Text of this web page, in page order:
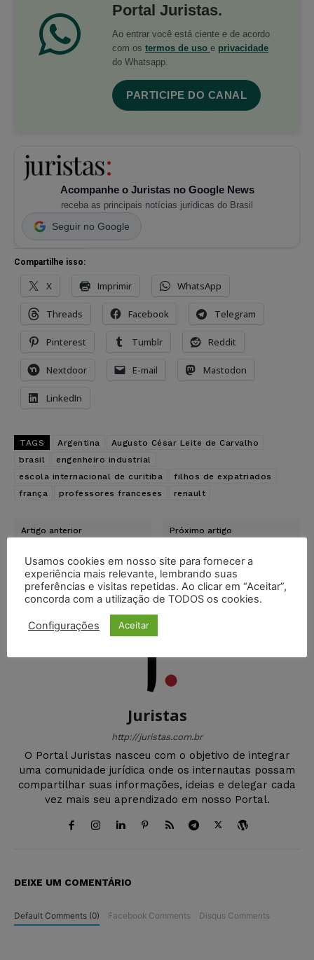
Portal Juristas.
Ao entrar você está ciente e de acordo
com os termos de uso e privacidade
do Whatsapp.
PARTICIPE DO CANAL
Acompanhe o Juristas no Google News
receba as principais notícias jurídicas do Brasil
Seguir no Google
Compartilhe isso:
X Imprimir WhatsApp
Threads Facebook Telegram
Pinterest Tumblr Reddit
Nextdoor E-mail Mastodon
LinkedIn
TAGS Argentina
Augusto César Leite de Carvalho
brasil
engenheiro industrial
escola internacional de curitiba
filhos de expatriados
frança
professores franceses renault
Artigo anterior
candidata às vagas
reservadas a negros em
concurso público
Próximo artigo
de produção por causa de
acidente com produtos
químicos
Juristas
http://juristas.com.br
O Portal Juristas nasceu com o objetivo de integrar
uma comunidade jurídica onde os internautas possam
compartilhar suas informações, ideias e delegar cada
vez mais seu aprendizado em nosso Portal.
DEIXE UM COMENTÁRIO
Default Comments (0) Facebook Comments Disqus Comments
Usamos cookies em nosso site para fornecer a
experiência mais relevante, lembrando suas
preferências e visitas repetidas. Ao clicar em “Aceitar”,
concorda com a utilização de TODOS os cookies.
Configurações Aceitar